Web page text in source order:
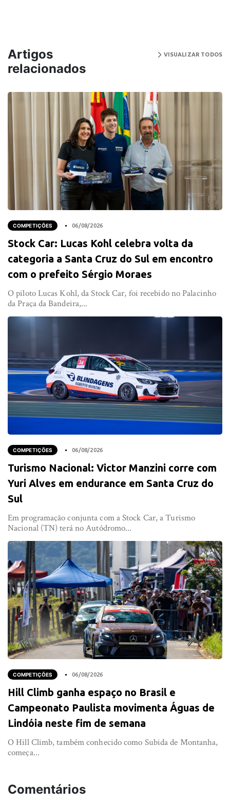
Artigos
relacionados
VISUALIZAR TODOS
COMPETIÇÕES 06/08/2026
Stock Car: Lucas Kohl celebra volta da
categoria a Santa Cruz do Sul em encontro
com o prefeito Sérgio Moraes
O piloto Lucas Kohl, da Stock Car, foi recebido no Palacinho
da Praça da Bandeira,...
COMPETIÇÕES 06/08/2026
Turismo Nacional: Victor Manzini corre com
Yuri Alves em endurance em Santa Cruz do
Sul
Em programação conjunta com a Stock Car, a Turismo
Nacional (TN) terá no Autódromo...
COMPETIÇÕES 06/08/2026
Hill Climb ganha espaço no Brasil e
Campeonato Paulista movimenta Águas de
Lindóia neste fim de semana
O Hill Climb, também conhecido como Subida de Montanha,
começa...
Comentários